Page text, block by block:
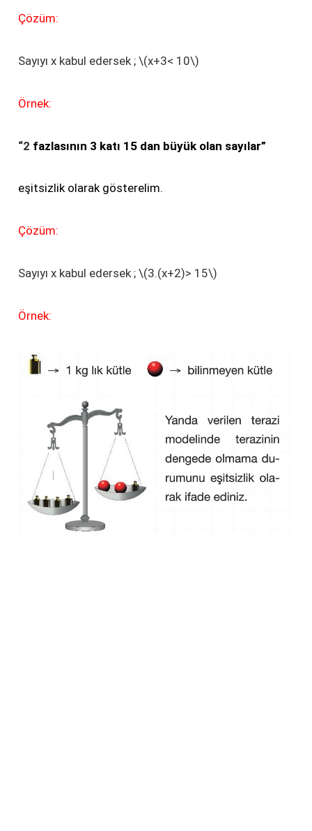
Çözüm:
Sayıyı x kabul edersek ; \(x+3< 10\)
Örnek:
“2 fazlasının 3 katı 15 dan büyük olan sayılar”
eşitsizlik olarak gösterelim.
Çözüm:
Sayıyı x kabul edersek ; \(3.(x+2)> 15\)
Örnek: